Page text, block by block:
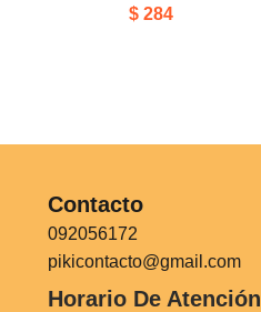
$ 284
Contacto
092056172
pikicontacto@gmail.com
Horario De Atención